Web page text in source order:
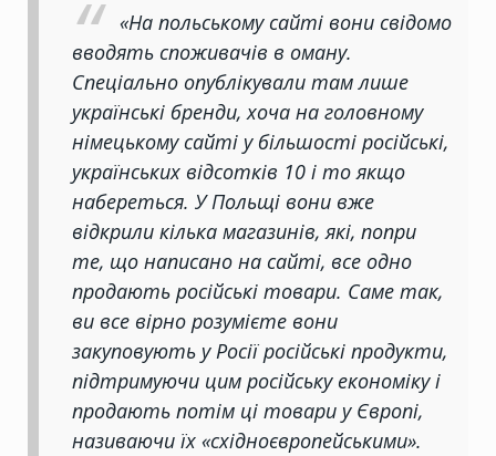
«На польському сайті вони свідомо
вводять споживачів в оману.
Спеціально опублікували там лише
українські бренди, хоча на головному
німецькому сайті у більшості російські,
українських відсотків 10 і то якщо
набереться. У Польщі вони вже
відкрили кілька магазинів, які, попри
те, що написано на сайті, все одно
продають російські товари. Саме так,
ви все вірно розумієте вони
закуповують у Росії російські продукти,
підтримуючи цим російську економіку і
продають потім ці товари у Європі,
називаючи їх «східноєвропейськими».